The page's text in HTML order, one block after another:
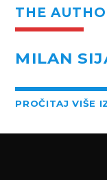
THE
MILAN
PROČITAJ VIŠE